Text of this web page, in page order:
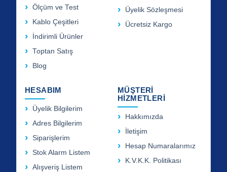
Ölçüm ve Test
Kablo Çeşitleri
İndirimli Ürünler
Toptan Satış
Blog
Üyelik Sözleşmesi
Ücretsiz Kargo
HESABIM
Üyelik Bilgilerim
Adres Bilgilerim
Siparişlerim
Stok Alarm Listem
Alışveriş Listem
MÜŞTERİ
HİZMETLERİ
Hakkımızda
İletişim
Hesap Numaralarımız
K.V.K.K. Politikası